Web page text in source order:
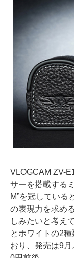
VLOGCAM ZV-
サーを搭載する
M”を冠している
の表現力を求め
しみたいと考え
とホワイトの2
おり、発売は9